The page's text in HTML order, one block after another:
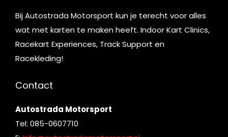
Bij Autostrada Motorsport kun je terecht voor alles
wat met karten te maken heeft. Indoor Kart Clinics,
Racekart Experiences, Track Support en
Racekleding!
Contact
Autostrada Motorsport
Tel: 085-0607710